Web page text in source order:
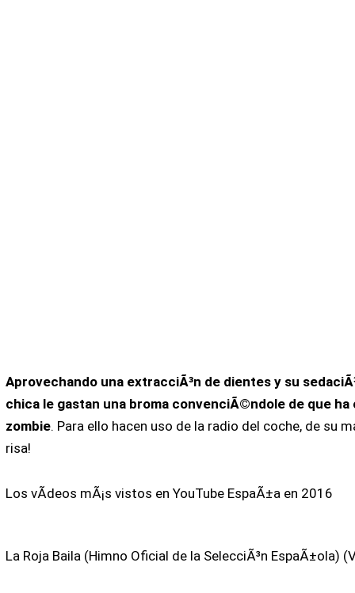
Aprovechando una extracciÃ³n de dientes y su
chica le gastan una broma convenciÃ©ndole de que
zombie. Para ello hacen uso de la radio del coche, de su
risa!
Los vÃ­deos mÃ¡s vistos en YouTube EspaÃ±a en 2016
La Roja Baila (Himno Oficial de la SelecciÃ³n EspaÃ±ola)